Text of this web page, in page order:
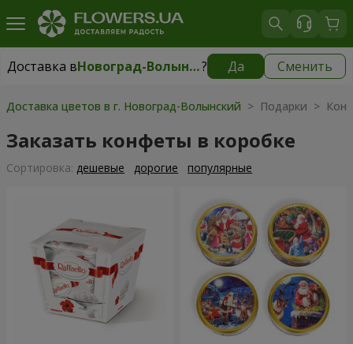
Доставка в Новоград-Волынский? Да Сменить
Доставка вНовоград-Волынский 150 грн
Доставка цветов в г. Новоград-Волынский > Подарки >
Заказать конфеты в коробке
Cортировка: дешевые дорогие популярные